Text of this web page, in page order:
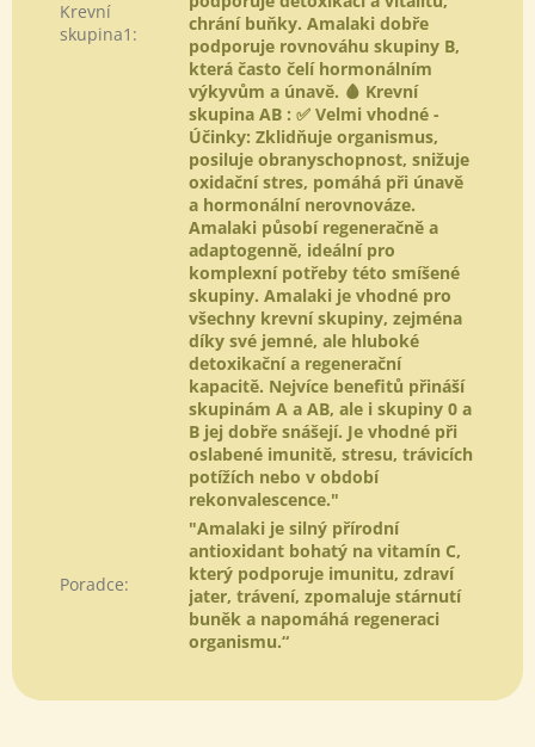
Krevní
skupina1 :
chrání buňky. Amalaki dobře
podporuje rovnováhu skupiny B,
která často čelí hormonálním
výkyvům a únavě. 🩸 Krevní
skupina AB : ✅ Velmi vhodné -
Účinky: Zklidňuje organismus,
posiluje obranyschopnost, snižuje
oxidační stres, pomáhá při únavě
a hormonální nerovnováze.
Amalaki působí regeneračně a
adaptogenně, ideální pro
komplexní potřeby této smíšené
skupiny. Amalaki je vhodné pro
všechny krevní skupiny, zejména
díky své jemné, ale hluboké
detoxikační a regenerační
kapacitě. Nejvíce benefitů přináší
skupinám A a AB, ale i skupiny 0 a
B jej dobře snášejí. Je vhodné při
oslabené imunitě, stresu, trávicích
potížích nebo v období
rekonvalescence."
Poradce:
"Amalaki je silný přírodní
antioxidant bohatý na vitamín C,
který podporuje imunitu, zdraví
jater, trávení, zpomaluje stárnutí
buněk a napomáhá regeneraci
organismu.“